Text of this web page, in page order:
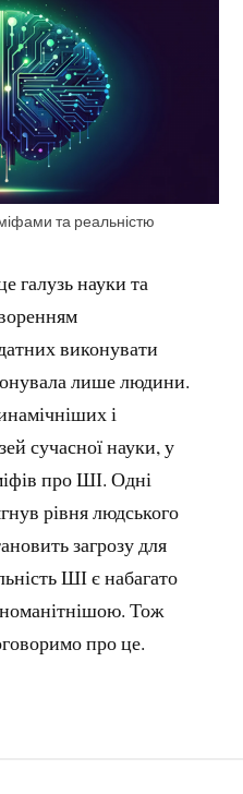
та реальністю
галузь науки та
виконувати
лише людини.
і
сучасної науки, у
про ШІ. Одні
рівня людського
загрозу для
ШІ є набагато
Тож
про це.